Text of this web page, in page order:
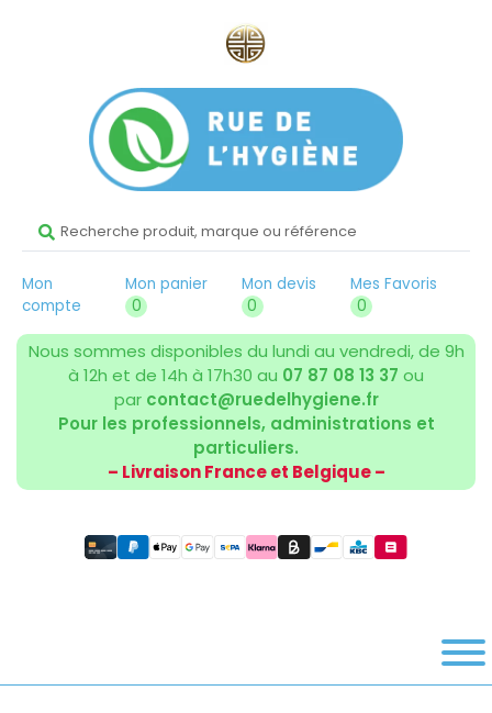
Mon
compte
Mon panier
0
Mon devis
0
Mes Favoris
0
Nous sommes disponibles du lundi au vendredi, de 9h
à 12h et de 14h à 17h30 au 07 87 08 13 37 ou
par contact@ruedelhygiene.fr
Pour les professionnels, administrations et
particuliers.
– Livraison France et Belgique –